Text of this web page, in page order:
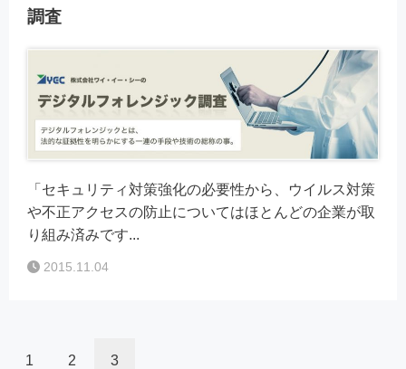
調査
「セキュリティ対策強化の必要性から、ウイルス対策
や不正アクセスの防止についてはほとんどの企業が取
り組み済みです...
2015.11.04
1 2 3